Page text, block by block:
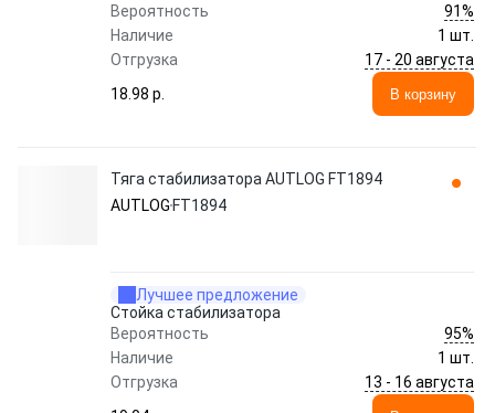
Вероятность
91%
Наличие
1 шт.
Отгрузка
17 - 20 августа
18.98 p.
В корзину
Тяга стабилизатора AUTLOG FT1894
AUTLOG FT1894
Лучшее предложение
Стойка стабилизатора
Вероятность
95%
Наличие
1 шт.
Отгрузка
13 - 16 августа